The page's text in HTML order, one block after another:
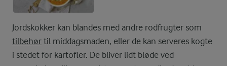
Jordskokker kan blandes med andre rodfrugter som
tilbehør til middagsmaden, eller de kan serveres kogte
i stedet for kartofler. De bliver lidt bløde ved